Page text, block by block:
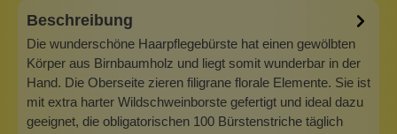
Beschreibung
Die wunderschöne Haarpflegebürste hat einen gewölbten
Körper aus Birnbaumholz und liegt somit wunderbar in der
Hand. Die Oberseite zieren filigrane florale Elemente. Sie ist
mit extra harter Wildschweinborste gefertigt und ideal dazu
geeignet, die obligatorischen 100 Bürstenstriche täglich